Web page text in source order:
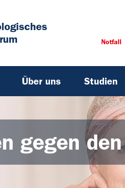
Notfall
Über uns Studien
gegen